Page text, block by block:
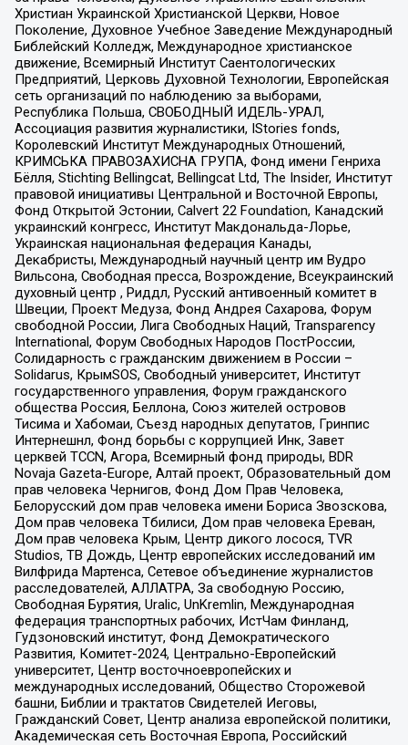
Христиан Украинской Христианской Церкви, Новое
Поколение, Духовное Учебное Заведение Международный
Библейский Колледж, Международное христианское
движение, Всемирный Институт Саентологических
Предприятий, Церковь Духовной Технологии, Европейская
сеть организаций по наблюдению за выборами,
Республика Польша, СВОБОДНЫЙ ИДЕЛЬ-УРАЛ,
Ассоциация развития журналистики, IStories fonds,
Королевский Институт Международных Отношений,
КРИМСЬКА ПРАВОЗАХИСНА ГРУПА, Фонд имени Генриха
Бёлля, Stichting Bellingcat, Bellingcat Ltd, The Insider, Институт
правовой инициативы Центральной и Восточной Европы,
Фонд Открытой Эстонии, Calvert 22 Foundation, Канадский
украинский конгресс, Институт Макдональда-Лорье,
Украинская национальная федерация Канады,
Декабристы, Международный научный центр им Вудро
Вильсона, Свободная пресса, Возрождение, Всеукраинский
духовный центр , Риддл, Русский антивоенный комитет в
Швеции, Проект Медуза, Фонд Андрея Сахарова, Форум
свободной России, Лига Свободных Наций, Transparеncy
International, Форум Свободных Народов ПостРоссии,
Солидарность с гражданским движением в России –
Solidarus, КрымSOS, Свободный университет, Институт
государственного управления, Форум гражданского
общества Россия, Беллона, Союз жителей островов
Тисима и Хабомаи, Съезд народных депутатов, Гринпис
Интернешнл, Фонд борьбы с коррупцией Инк, Завет
церквей TCCN, Агора, Всемирный фонд природы, BDR
Novaja Gazeta-Europe, Алтай проект, Образовательный дом
прав человека Чернигов, Фонд Дом Прав Человека,
Белорусский дом прав человека имени Бориса Звозскова,
Дом прав человека Тбилиси, Дом прав человека Ереван,
Дом прав человека Крым, Центр дикого лосося, TVR
Studios, ТВ Дождь, Центр европейских исследований им
Вилфрида Мартенса, Сетевое объединение журналистов
расследователей, АЛЛАТРА, За свободную Россию,
Свободная Бурятия, Uralic, UnKremlin, Международная
федерация транспортных рабочих, ИстЧам Финланд,
Гудзоновский институт, Фонд Демократического
Развития, Комитет-2024, Центрально-Европейский
университет, Центр восточноевропейских и
международных исследований, Общество Сторожевой
башни, Библии и трактатов Свидетелей Иеговы,
Гражданский Совет, Центр анализа европейской политики,
Академическая сеть Восточная Европа, Российский